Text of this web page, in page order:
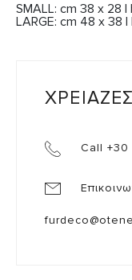
SMALL: cm 38 x 28 |
LARGE: cm 48 x 38 |
Call +30